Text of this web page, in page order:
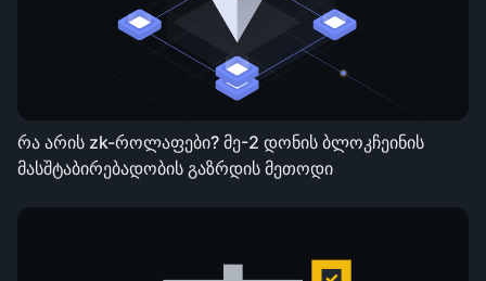
რა არის zk-როლაფები? მე-2 დონის ბლოკჩეინის
მასშტაბირებადობის გაზრდის მეთოდი